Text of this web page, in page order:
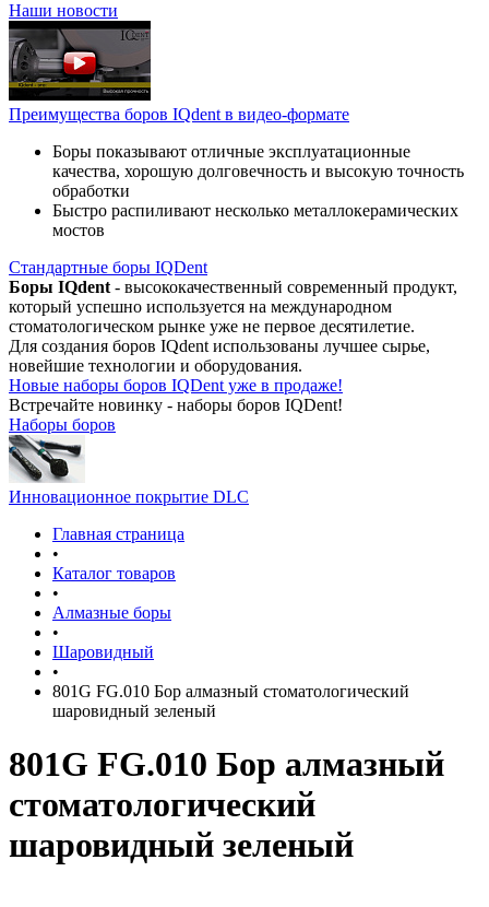
Наши новости
Преимущества боров IQdent в видео-формате
Боры показывают отличные эксплуатационные
качества, хорошую долговечность и высокую точность
обработки
Быстро распиливают несколько металлокерамических
мостов
Стандартные боры IQDent
Боры IQdent - высококачественный современный продукт,
который успешно используется на международном
стоматологическом рынке уже не первое десятилетие.
Для создания боров IQdent использованы лучшее сырье,
новейшие технологии и оборудования.
Новые наборы боров IQDent уже в продаже!
Встречайте новинку - наборы боров IQDent!
Наборы боров
Инновационное покрытие DLC
Главная страница
•
Каталог товаров
•
Алмазные боры
•
Шаровидный
•
801G FG.010 Бор алмазный стоматологический
шаровидный зеленый
801G FG.010 Бор алмазный
стоматологический
шаровидный зеленый